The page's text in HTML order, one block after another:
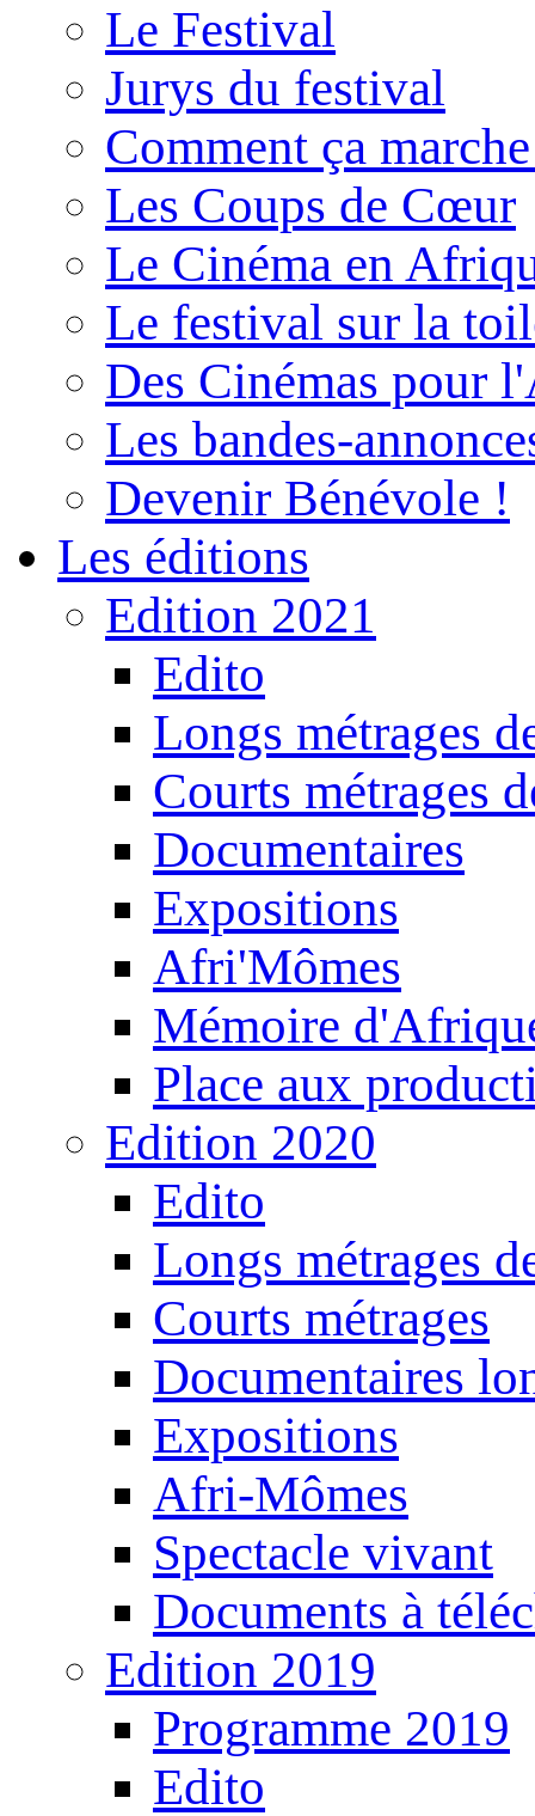
Le Festival
Jurys du festival
Comment ça
Les Coups de Cœur
Le Cinéma en
Le festival sur la
Des Cinémas pour
Les bandes-
Devenir Bénévole !
Les éditions
Edition 2021
Edito
Longs métrages
Courts métrages
Documentaires
Expositions
Afri'Mômes
Mémoire
Place aux
Edition 2020
Edito
Longs métrages
Courts métrages
Documentaires
Expositions
Afri-Mômes
Spectacle vivant
Documents à
Edition 2019
Programme 2019
Edito